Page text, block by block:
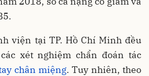
viện tại TP. Hồ Chí Minh đều
xét nghiệm chẩn đoán tác
chân miệng. Tuy nhiên, theo